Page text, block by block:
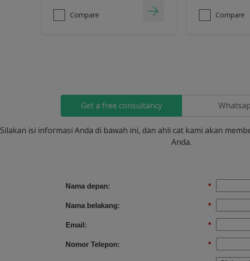
Compare Compare
Get a free consultancy
Silakan isi informasi Anda di bawah ini, dan ahli cat kami akan
Anda.